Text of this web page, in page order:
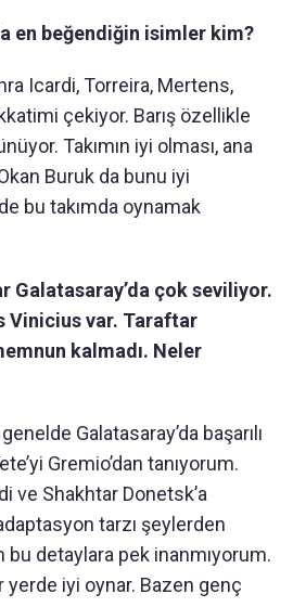
en beğendiğin isimler kim?
Icardi, Torreira, Mertens,
çekiyor. Barış özellikle
Takımın iyi olması, ana
Buruk da bunu iyi
bu takımda oynamak
Galatasaray’da çok seviliyor.
Vinicius var. Taraftar
kalmadı. Neler
Galatasaray’da başarılı
Gremio’dan tanıyorum.
ve Shakhtar Donetsk’a
tarzı şeylerden
bu detaylara pek inanmıyorum.
iyi oynar. Bazen genç